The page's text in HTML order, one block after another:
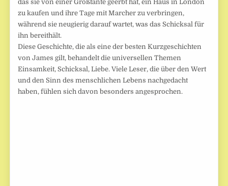
das sie von einer Großtante geerbt hat, ein Haus in London
zu kaufen und ihre Tage mit Marcher zu verbringen,
während sie neugierig darauf wartet, was das Schicksal für
ihn bereithält.
Diese Geschichte, die als eine der besten Kurzgeschichten
von James gilt, behandelt die universellen Themen
Einsamkeit, Schicksal, Liebe. Viele Leser, die über den Wert
und den Sinn des menschlichen Lebens nachgedacht
haben, fühlen sich davon besonders angesprochen.